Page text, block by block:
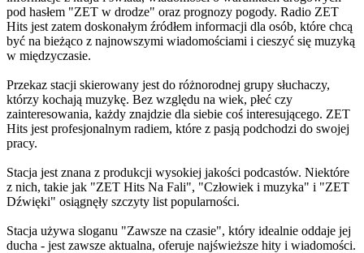
pod hasłem "ZET w drodze" oraz prognozy pogody. Radio ZET
Hits jest zatem doskonałym źródłem informacji dla osób, które chcą
być na bieżąco z najnowszymi wiadomościami i cieszyć się muzyką
w międzyczasie.
Przekaz stacji skierowany jest do różnorodnej grupy słuchaczy,
którzy kochają muzykę. Bez względu na wiek, płeć czy
zainteresowania, każdy znajdzie dla siebie coś interesującego. ZET
Hits jest profesjonalnym radiem, które z pasją podchodzi do swojej
pracy.
Stacja jest znana z produkcji wysokiej jakości podcastów. Niektóre
z nich, takie jak "ZET Hits Na Fali", "Człowiek i muzyka" i "ZET
Dźwięki" osiągnęły szczyty list popularności.
Stacja używa sloganu "Zawsze na czasie", który idealnie oddaje jej
ducha - jest zawsze aktualna, oferuje najświeższe hity i wiadomości.